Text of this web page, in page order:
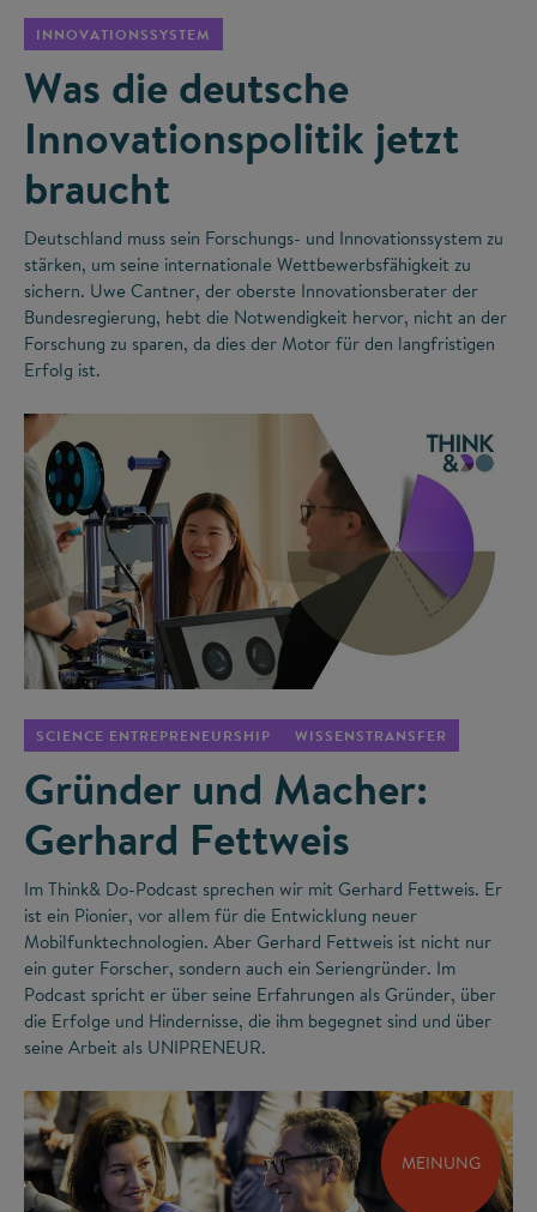
INNOVATIONSSYSTEM
Was die deutsche
Innovationspolitik jetzt
braucht
Deutschland muss sein Forschungs- und Innovationssystem zu
stärken, um seine internationale Wettbewerbsfähigkeit zu
sichern. Uwe Cantner, der oberste Innovationsberater der
Bundesregierung, hebt die Notwendigkeit hervor, nicht an der
Forschung zu sparen, da dies der Motor für den langfristigen
Erfolg ist.
SCIENCE ENTREPRENEURSHIP WISSENSTRANSFER
Gründer und Macher:
Gerhard Fettweis
Im Think& Do-Podcast sprechen wir mit Gerhard Fettweis. Er
ist ein Pionier, vor allem für die Entwicklung neuer
Mobilfunktechnologien. Aber Gerhard Fettweis ist nicht nur
ein guter Forscher, sondern auch ein Seriengründer. Im
Podcast spricht er über seine Erfahrungen als Gründer, über
die Erfolge und Hindernisse, die ihm begegnet sind und über
seine Arbeit als UNIPRENEUR.
MEINUNG